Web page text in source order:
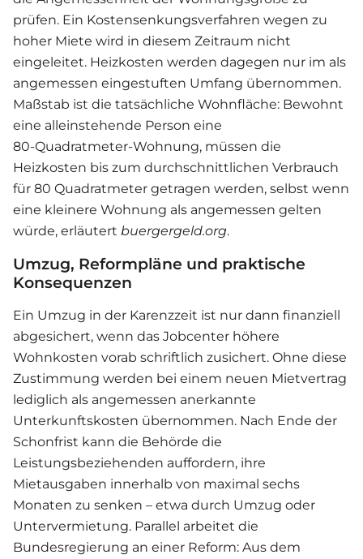
prüfen. Ein Kostensenkungsverfahren wegen zu
hoher Miete wird in diesem Zeitraum nicht
eingeleitet. Heizkosten werden dagegen nur im als
angemessen eingestuften Umfang übernommen.
Maßstab ist die tatsächliche Wohnfläche: Bewohnt
eine alleinstehende Person eine
80‑Quadratmeter‑Wohnung, müssen die
Heizkosten bis zum durchschnittlichen Verbrauch
für 80 Quadratmeter getragen werden, selbst wenn
eine kleinere Wohnung als angemessen gelten
würde, erläutert buergergeld.org.
Umzug, Reformpläne und praktische
Konsequenzen
Ein Umzug in der Karenzzeit ist nur dann finanziell
abgesichert, wenn das Jobcenter höhere
Wohnkosten vorab schriftlich zusichert. Ohne diese
Zustimmung werden bei einem neuen Mietvertrag
lediglich als angemessen anerkannte
Unterkunftskosten übernommen. Nach Ende der
Schonfrist kann die Behörde die
Leistungsbeziehenden auffordern, ihre
Mietausgaben innerhalb von maximal sechs
Monaten zu senken – etwa durch Umzug oder
Untervermietung. Parallel arbeitet die
Bundesregierung an einer Reform: Aus dem